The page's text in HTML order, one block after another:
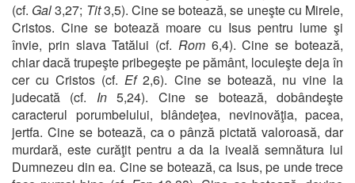
(cf. Gal3,27; Tit3,5). Cine se botează, se uneşte cu Mirele,
Cristos. Cine se botează moare cu Isus pentru lume şi
învie, prin slava Tatălui (cf. Rom6,4). Cine se botează,
chiar dacă trupeşte pribegeşte pe pământ, locuieşte deja în
cer cu Cristos (cf. Ef2,6). Cine se botează, nu vine la
judecată (cf. In5,24). Cine se botează, dobândeşte
caracterul porumbelului, blândeţea, nevinovăţia, pacea,
jertfa. Cine se botează, ca o pânză pictată valoroasă, dar
murdară, este curăţit pentru a da la iveală semnătura lui
Dumnezeu din ea. Cine se botează, ca Isus, pe unde trece